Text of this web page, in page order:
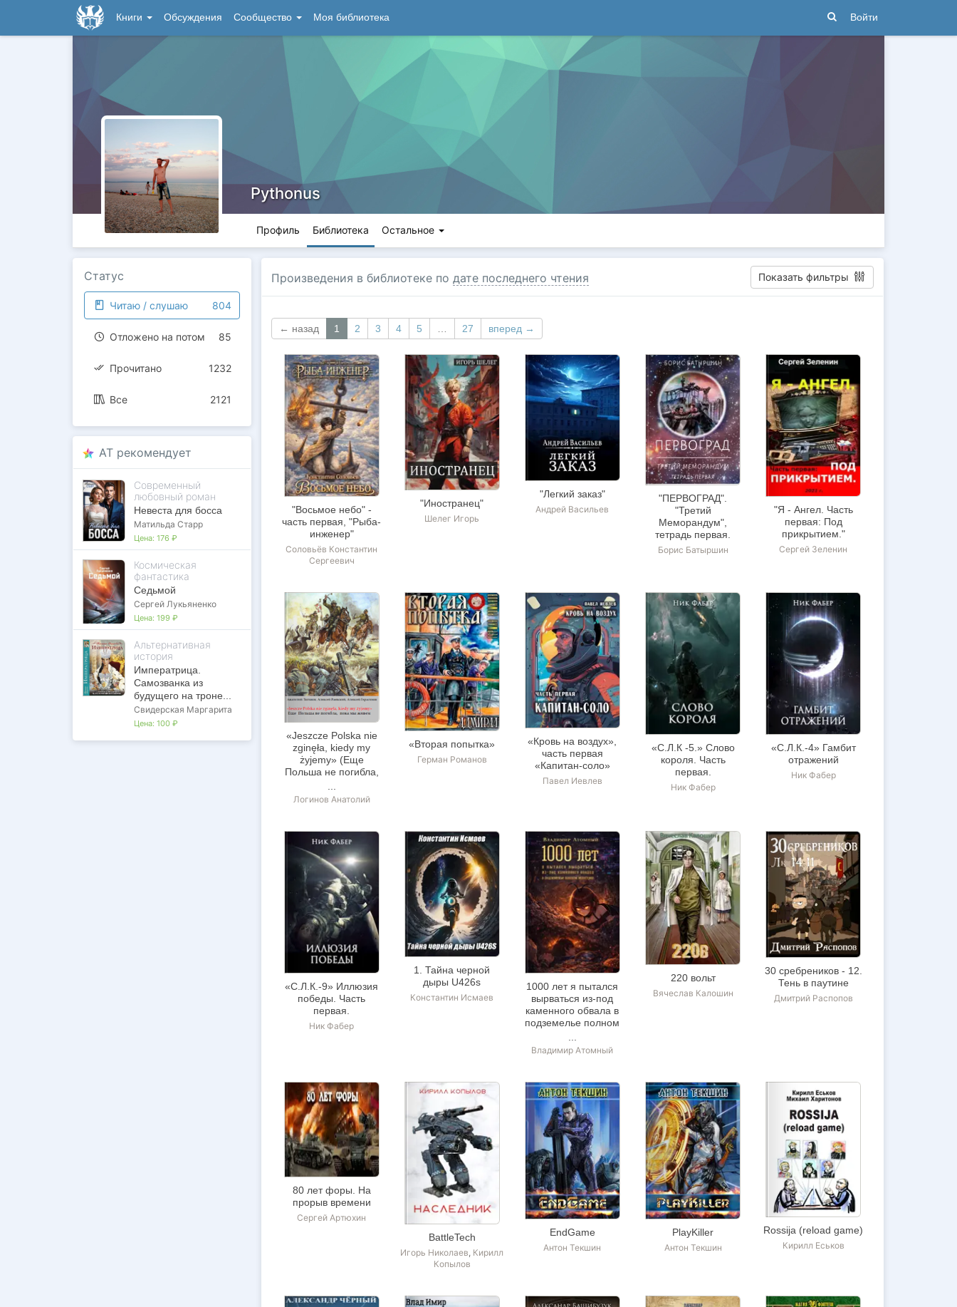
Книги Обсуждения Сообщество Моя библиотека Войти
Pythonus
Профиль Библиотека Остальное
Статус
Читаю / слушаю 804
Отложено на потом 85
Прочитано 1232
Все 2121
AT рекомендует
Современный
любовный роман
Невеста для босса
Матильда Старр
Цена: 176 ₽
Космическая
фантастика
Седьмой
Сергей Лукьяненко
Цена: 199 ₽
Альтернативная
история
Императрица.
Самозванка из
будущего на троне...
Свидерская Маргарита
Цена: 100 ₽
Произведения в библиотеке по дате последнего чтения Показать фильтры
← назад 1 2 3 4 5 27 вперед →
"Восьмое небо" -
часть первая, "Рыба-
инженер"
Соловьёв Константин
Сергеевич
"Иностранец"
Шелег Игорь
"Легкий заказ"
Андрей Васильев
"ПЕРВОГРАД".
"Третий
Меморандум",
тетрадь первая.
Борис Батыршин
"Я - Ангел. Часть
первая: Под
прикрытием."
Сергей Зеленин
«Jeszcze Polska nie
zginęła, kiedy my
żyjemy» (Еще
Польша не погибла,
Логинов Анатолий
«Вторая попытка»
Герман Романов
«Кровь на воздух»,
часть первая
«Капитан-соло»
Павел Иевлев
«С.Л.К -5.» Слово
короля. Часть
первая.
Ник Фабер
«С.Л.К.-4» Гамбит
отражений
Ник Фабер
«С.Л.К.-9» Иллюзия
победы. Часть
первая.
Ник Фабер
1. Тайна черной
дыры U426s
Константин Исмаев
1000 лет я пытался
вырваться из-под
каменного обвала в
подземелье полном
Владимир Атомный
220 вольт
Вячеслав Калошин
30 сребреников - 12.
Тень в паутине
Дмитрий Распопов
80 лет форы. На
прорыв времени
Сергей Артюхин
BattleTech
Игорь Николаев Кирилл
Копылов
EndGame
Антон Текшин
PlayKiller
Антон Текшин
Rossija (reload game)
Кирилл Еськов